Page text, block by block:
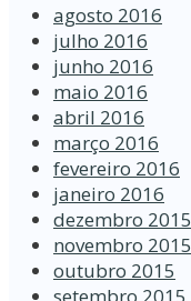
agosto 2016
julho 2016
junho 2016
maio 2016
abril 2016
março 2016
fevereiro 2016
janeiro 2016
dezembro 2015
novembro 2015
outubro 2015